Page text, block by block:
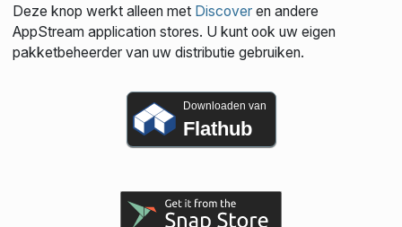
Deze knop werkt alleen met Discoveren andere
AppStream application stores. U kunt ook uw eigen
pakketbeheerder van uw distributie gebruiken.
Downloaden van
Flathub